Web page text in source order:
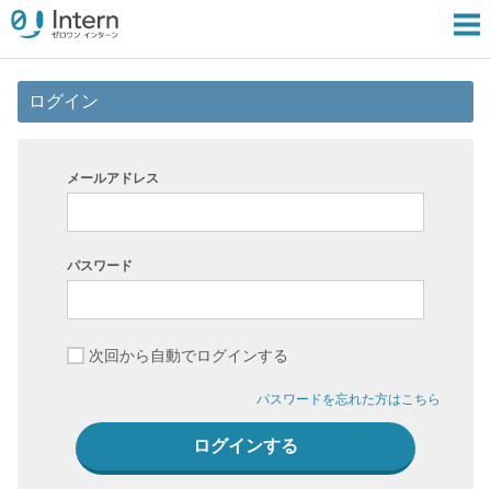
ログイン
メールアドレス
パスワード
次回から自動でログインする
パスワードを忘れた方はこちら